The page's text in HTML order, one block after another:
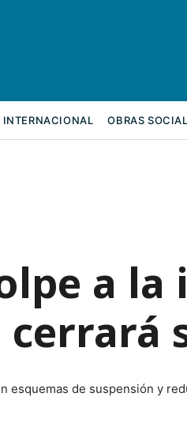
INTERNACIONAL OBRAS
a
cerrará
esquemas de suspensión y